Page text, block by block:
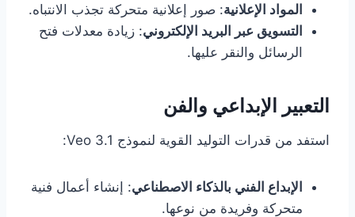
المواد الإعلانية: صور إعلانية متحركة تجذب الانتباه.
التسويق عبر البريد الإلكتروني: زيادة معدلات فتح
الرسائل والنقر عليها.
التعبير الإبداعي والفن
استفد من قدرات التوليد القوية لنموذج Veo 3.1:
الإبداع الفني بالذكاء الاصطناعي: إنشاء أعمال فنية
متحركة وفريدة من نوعها.